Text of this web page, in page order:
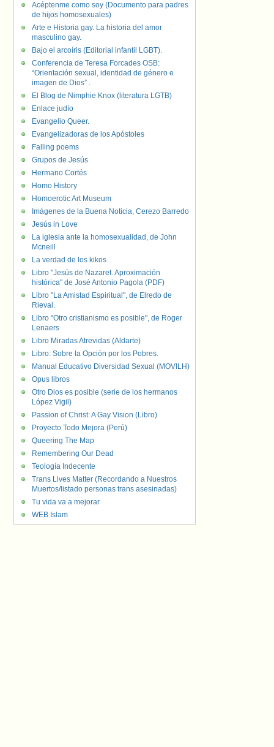
Acéptenme como soy (Documento para padres
de hijos homosexuales)
Arte e Historia gay. La historia del amor
masculino gay.
Bajo el arcoíris (Editorial infantil LGBT).
Conferencia de Teresa Forcades OSB:
“Orientación sexual, identidad de género e
imagen de Dios” .
El Blog de Nimphie Knox (literatura LGTB)
Enlace judío
Evangelio Queer.
Evangelizadoras de los Apóstoles
Falling poems
Grupos de Jesús
Hermano Cortés
Homo History
Homoerotic Art Museum
Imágenes de la Buena Noticia, Cerezo Barredo
Jesús in Love
La iglesia ante la homosexualidad, de John
Mcneill
La verdad de los kikos
Libro "Jesús de Nazaret. Aproximación
histórica" de José Antonio Pagola (PDF)
Libro "La Amistad Espiritual", de Elredo de
Rieval.
Libro "Otro cristianismo es posible", de Roger
Lenaers
Libro Miradas Atrevidas (Aldarte)
Libro: Sobre la Opción por los Pobres.
Manual Educativo Diversidad Sexual (MOVILH)
Opus libros
Otro Dios es posible (serie de los hermanos
López Vigil)
Passion of Christ: A Gay Vision (Libro)
Proyecto Todo Mejora (Perú)
Queering The Map
Remembering Our Dead
Teología Indecente
Trans Lives Matter (Recordando a Nuestros
Muertos/listado personas trans asesinadas)
Tu vida va a mejorar
WEB Islam